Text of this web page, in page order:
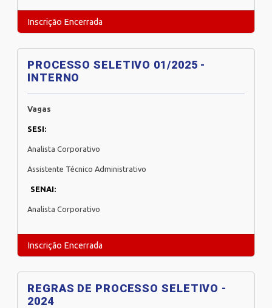
Inscrição Encerrada
PROCESSO SELETIVO 01/2025 -
INTERNO
Vagas
SESI:
Analista Corporativo
Assistente Técnico Administrativo
SENAI:
Analista Corporativo
Inscrição Encerrada
REGRAS DE PROCESSO SELETIVO -
2024